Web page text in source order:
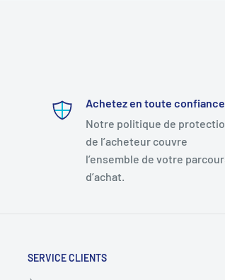
Achetez en toute confiance
Notre politique de
de l’acheteur couvre
l’ensemble de votre
d’achat.
SERVICE CLIENTS